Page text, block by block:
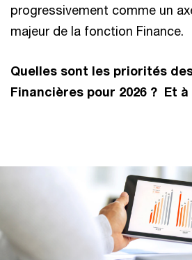
progressivement comme un
majeur de la fonction Finance.
Quelles sont les priorités
Financières pour 2026 ? Et